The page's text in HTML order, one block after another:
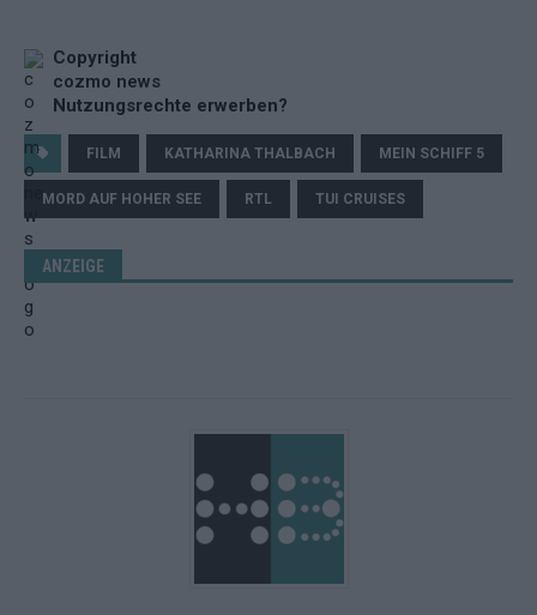
Copyright
cozmo news
Nutzungsrechte erwerben?
FILM KATHARINA THALBACH MEIN SCHIFF 5
MORD AUF HOHER SEE RTL TUI CRUISES
ANZEIGE